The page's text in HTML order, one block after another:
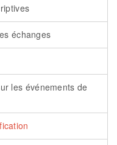
échanges
les événements de